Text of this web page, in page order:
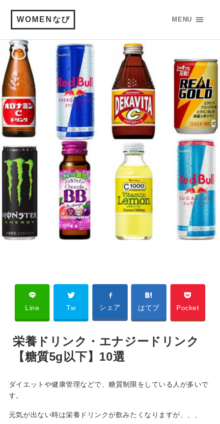
WOMENなび MENU
Line Tw シェア はてブ Pocket
栄養ドリンク・エナジードリンク
【糖質5g以下】10選
ダイエットや健康管理などで、糖質制限をしている人が多いで
す。
元気が出ない時は栄養ドリンクが飲みたくなりますが、、、